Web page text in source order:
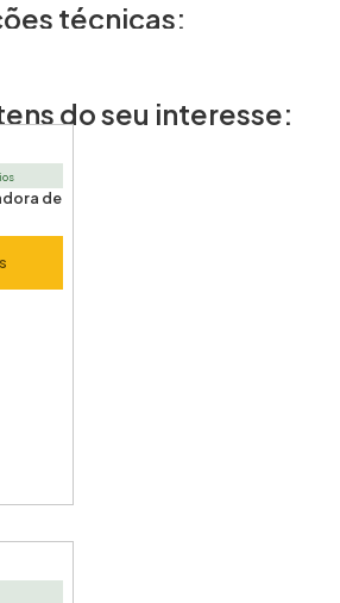
técnicas:
do seu interesse:
de